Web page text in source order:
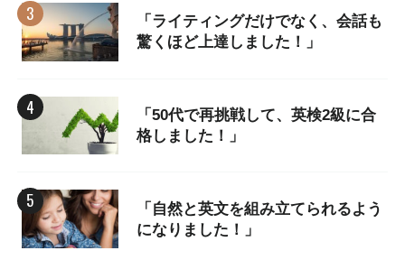
「ライティングだけでなく、会話も
驚くほど上達しました！」
「50代で再挑戦して、英検2級に合
格しました！」
「自然と英文を組み立てられるよう
になりました！」